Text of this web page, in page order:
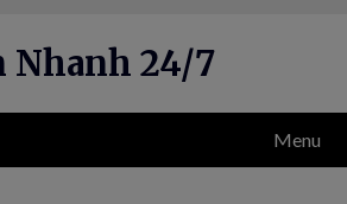
Nhanh 24/7
Menu